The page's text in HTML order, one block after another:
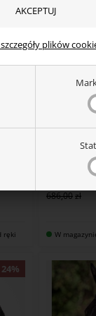
plików
ręki
COVALLIERO
Covalliero
kurtka
686,00
W